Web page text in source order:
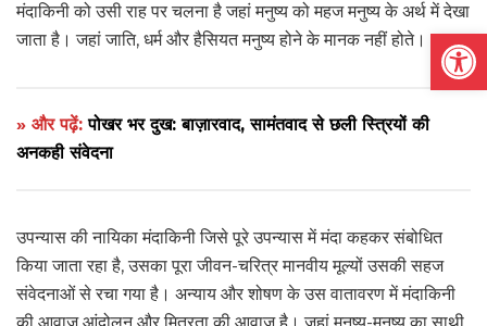
मंदाकिनी को उसी राह पर चलना है जहां मनुष्य को महज मनुष्य के अर्थ में देखा
जाता है। जहां जाति, धर्म और हैसियत मनुष्य होने के मानक नहीं होते।
» और पढ़ें:पोखर भर दुख: बाज़ारवाद, सामंतवाद से छली स्त्रियों की
अनकही संवेदना
उपन्यास की नायिका मंदाकिनी जिसे पूरे उपन्यास में मंदा कहकर संबोधित
किया जाता रहा है, उसका पूरा जीवन-चरित्र मानवीय मूल्यों उसकी सहज
संवेदनाओं से रचा गया है। अन्याय और शोषण के उस वातावरण में मंदाकिनी